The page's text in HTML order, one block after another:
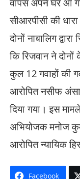
वापस अपने घर आ
सीआरपीसी की
दोनों नाबालिग
कि रिजवान ने
कुल 12 गवाहों की
आरोपित नसीफ
दिया गया। इस
अभियोजक मनोज
आरोपित न्यायिक
Facebook